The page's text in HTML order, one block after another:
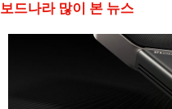
보드나라 많이 본 뉴스